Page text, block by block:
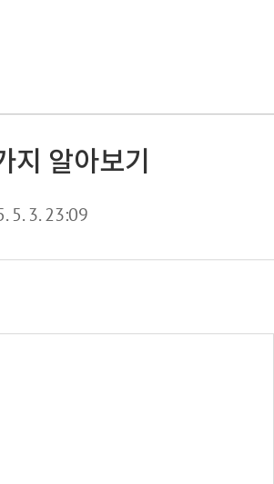
알아보기
5. 3. 23:09